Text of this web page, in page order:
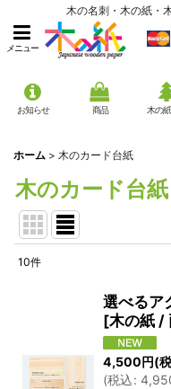
木の名刺・木の紙・
メニュー
お知らせ 商品 木の
ホーム > 木のカード台紙
木のカード台紙
サブカテゴリ
10件
選べるア
[木の紙 /
4,500円(
(税込: